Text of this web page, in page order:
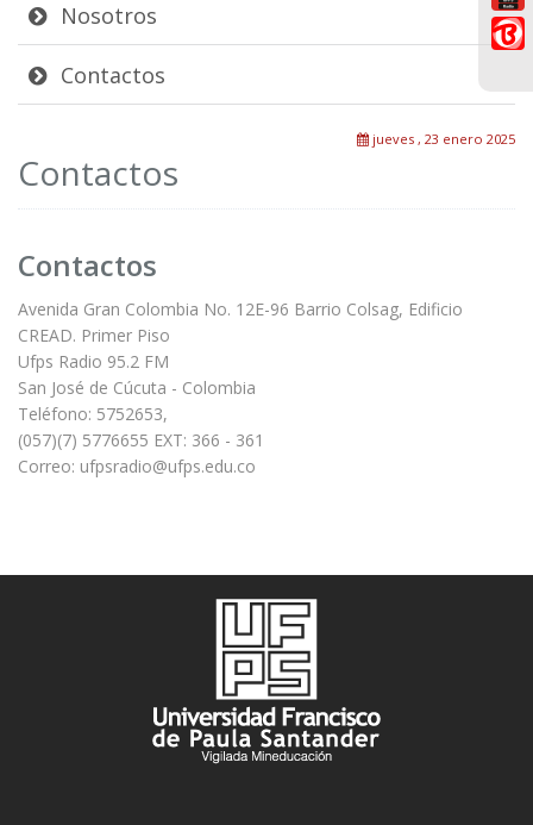
Nosotros
Contactos
jueves , 23 enero 2025
Contactos
Contactos
Avenida Gran Colombia No. 12E-96 Barrio Colsag, Edificio
CREAD. Primer Piso
Ufps Radio 95.2 FM
San José de Cúcuta - Colombia
Teléfono: 5752653,
(057)(7) 5776655 EXT: 366 - 361
Correo: ufpsradio@ufps.edu.co